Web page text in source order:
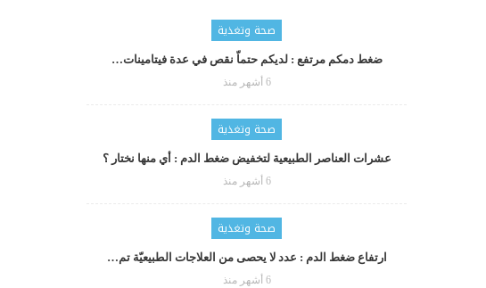
صحة وتغذية
ضغط دمكم مرتفع : لديكم حتماّ نقص في عدة فيتامينات…
6 أشهر منذ
صحة وتغذية
عشرات العناصر الطبيعية لتخفيض ضغط الدم : أي منها نختار ؟
6 أشهر منذ
صحة وتغذية
ارتفاع ضغط الدم : عدد لا يحصى من العلاجات الطبيعيّة تم…
6 أشهر منذ